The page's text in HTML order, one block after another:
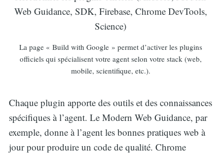
La page « Build with Google » permet d’activer les plugins
officiels qui spécialisent votre agent selon votre stack (web,
mobile, scientifique, etc.).
Chaque plugin apporte des outils et des connaissances
spécifiques à l’agent. Le Modern Web Guidance, par
exemple, donne à l’agent les bonnes pratiques web à
jour pour produire un code de qualité. Chrome